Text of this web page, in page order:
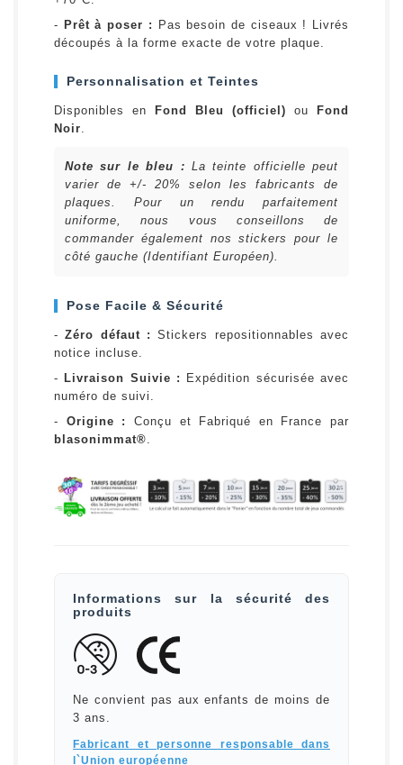
- Prêt à poser :
Pas besoin de ciseaux ! Livrés
découpés à la forme exacte de votre plaque.
Personnalisation et Teintes
Disponibles en Fond Bleu (officiel) ou
Fond
Noir.
Note sur le bleu : La teinte officielle peut
varier de +/- 20% selon les fabricants de
plaques. Pour un rendu parfaitement
uniforme, nous vous conseillons de
commander également nos stickers pour le
côté gauche (Identifiant Européen).
Pose Facile & Sécurité
-Zéro défaut : Stickers repositionnables avec
notice incluse.
- Livraison Suivie :
Expédition sécurisée avec
numéro de suivi.
- Origine :
Conçu et Fabriqué en France par
blasonimmat®.
Informations sur la sécurité des
produits
Ne convient pas aux enfants de moins de
3 ans.
Fabricant et personne responsable dans
l`Union européenne